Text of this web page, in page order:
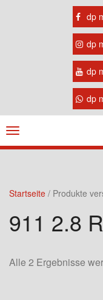
dp
dp
dp
dp
Navigation
ein-/ausblenden
Startseite / Produkte
911 2.8
Alle 2 Ergebnisse